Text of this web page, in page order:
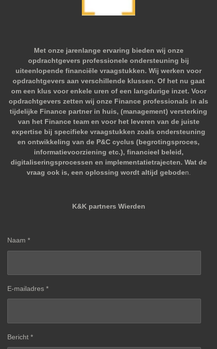
Met onze jarenlange ervaring bieden wij onze
opdrachtgevers professionele ondersteuning bij
uiteenlopende financiële vraagstukken. Wij werken voor
opdrachtgevers aan verschillende klussen. Of het nu gaat
om een klus voor enkele uren of een langdurige inzet. Voor
opdrachtgevers zetten wij onze Finance professionals in als
tijdelijke Finance partner in huis, (management) versterking
van het Finance team en voor het leveren van de juiste
expertise bij specifieke vraagstukken zoals ondersteuning
en ontwikkeling van de P&C cyclus (begrotingsproces,
informatievoorziening etc.), financieel beleid,
digitaliseringsprocessen en implementatietrajecten. Wat de
vraag ook is, een oplossing wordt altijd geboden.
K&K partners Wierden
Naam *
E-mailadres *
Bericht *